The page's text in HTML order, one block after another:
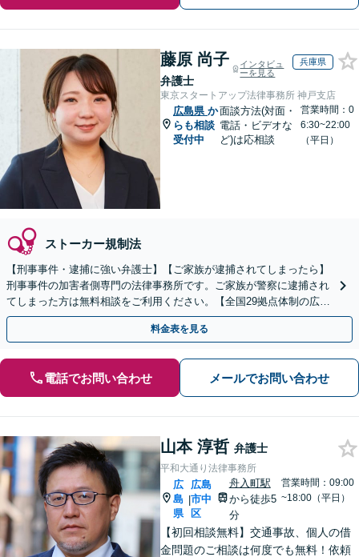
藤原 尚子
弁護士
インタビュ
ーを見る
兵庫県
東京スタートアップ法律事務所 神戸支店
広島県 か
らも相談
受付中
面談方法(対面・
電話・ビデオな
ど)は応相談
営業時間：0
6:30~22:00
（平日）
ストーカー規制法
【刑事事件・逮捕に強い弁護士】【ご家族が逮捕されてしまったら】
刑事事件の加害者側専門の法律事務所です。ご家族が警察に逮捕され
てしまった方は無料相談をご利用ください。【全国29拠点体制の広域
対応】【弁護士待機中/当日中の電話相談可(予約制)】
料金表を見る
電話でお問い合わせ メールでお問い合わせ
山本 淳哲 弁護士
平和大通り法律事務所
広
島
県
|
広島
市中
区
舟入町駅
から徒歩5
分
営業時間：09:00
~18:00（平日）
【初回相談無料】交通事故、個人の借
金問題のご相談は何度でも無料！依頼